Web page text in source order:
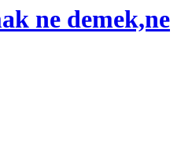
ne demek,ne